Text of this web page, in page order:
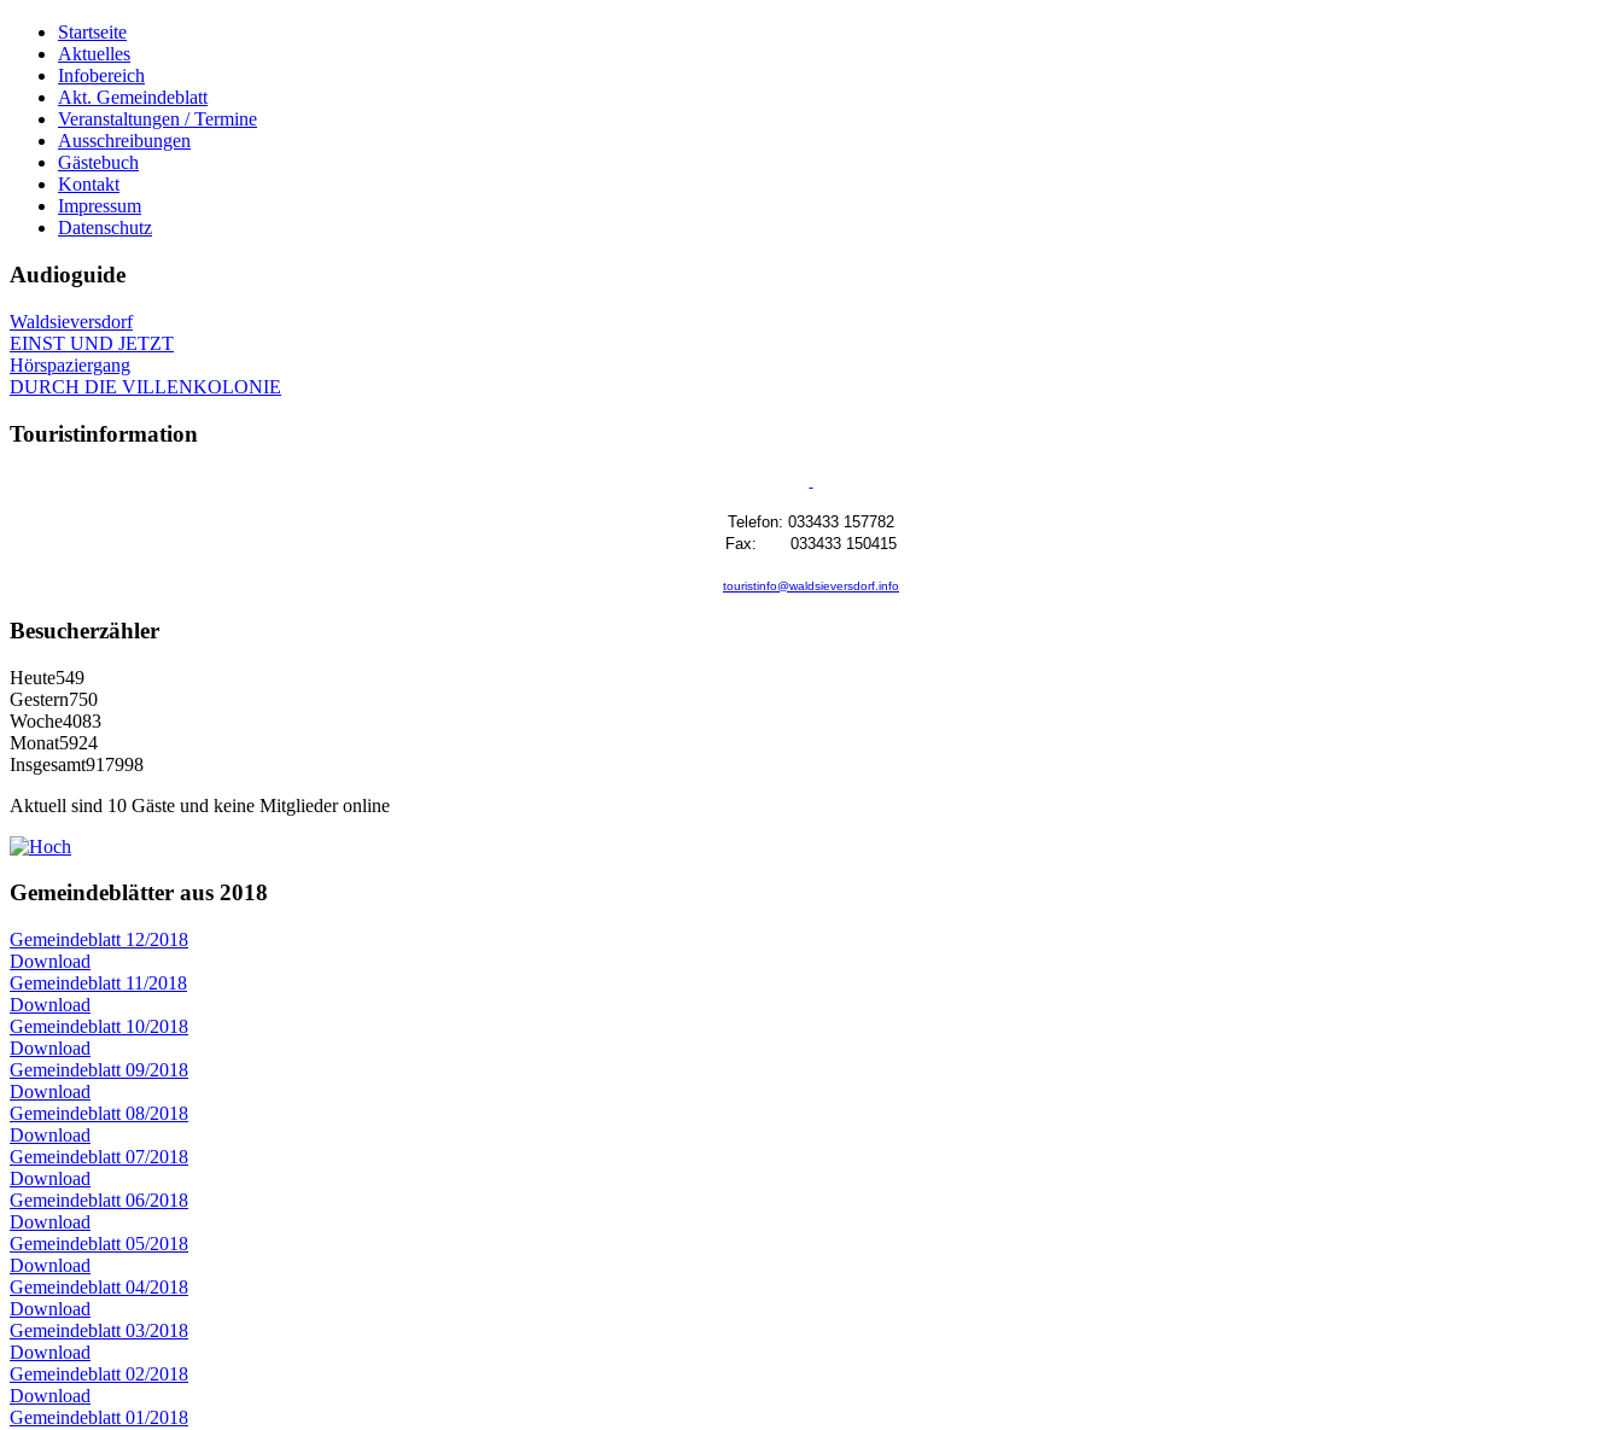
Startseite
Aktuelles
Infobereich
Akt. Gemeindeblatt
Veranstaltungen / Termine
Ausschreibungen
Gästebuch
Kontakt
Impressum
Datenschutz
Audioguide
Waldsieversdorf
EINST UND JETZT
Hörspaziergang
DURCH DIE VILLENKOLONIE
Touristinformation
Telefon: 033433 157782
Fax: 033433 150415
touristinfo@waldsieversdorf.info
Besucherzähler
Heute549
Gestern750
Woche4083
Monat5924
Insgesamt917998
Aktuell sind 10 Gäste und keine Mitglieder online
Gemeindeblätter aus 2018
Gemeindeblatt 12/2018
Download
Gemeindeblatt 11/2018
Download
Gemeindeblatt 10/2018
Download
Gemeindeblatt 09/2018
Download
Gemeindeblatt 08/2018
Download
Gemeindeblatt 07/2018
Download
Gemeindeblatt 06/2018
Download
Gemeindeblatt 05/2018
Download
Gemeindeblatt 04/2018
Download
Gemeindeblatt 03/2018
Download
Gemeindeblatt 02/2018
Download
Gemeindeblatt 01/2018